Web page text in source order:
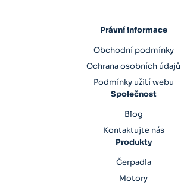
Právní informace
Obchodní podmínky
Ochrana osobních údajů
Podmínky užití webu
Společnost
Blog
Kontaktujte nás
Produkty
Čerpadla
Motory